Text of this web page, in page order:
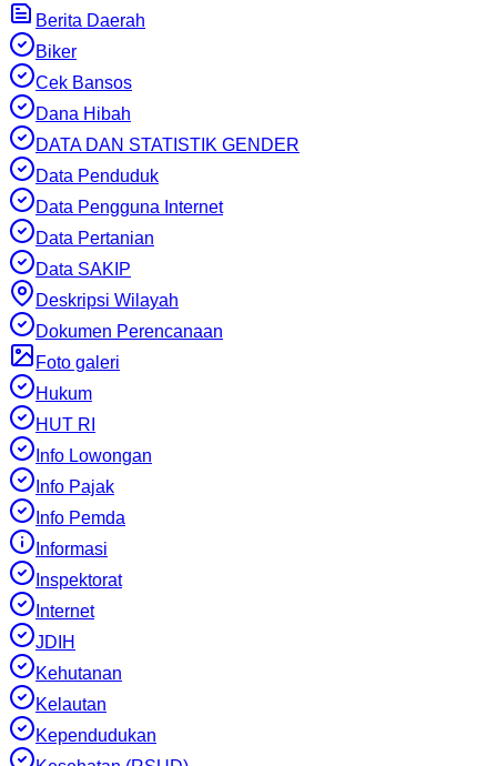
Berita Daerah
Biker
Cek Bansos
Dana Hibah
DATA DAN STATISTIK GENDER
Data Penduduk
Data Pengguna Internet
Data Pertanian
Data SAKIP
Deskripsi Wilayah
Dokumen Perencanaan
Foto galeri
Hukum
HUT RI
Info Lowongan
Info Pajak
Info Pemda
Informasi
Inspektorat
Internet
JDIH
Kehutanan
Kelautan
Kependudukan